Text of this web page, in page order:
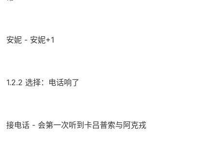
安妮 - 安妮+1
1.2.2 选择：电话响了
接电话 - 会第一次听到卡吕普索与阿克戎